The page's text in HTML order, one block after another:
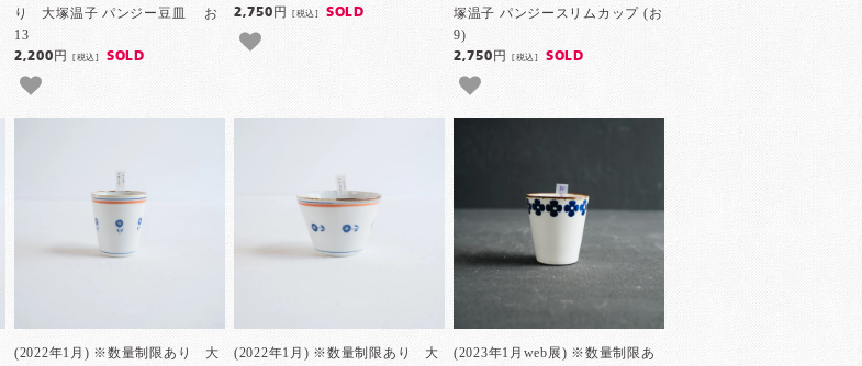
り 大塚温子 パンジー豆皿 お
13
2,200円[税込] SOLD
2,750円[税込] SOLD
塚温子 パンジースリムカップ (お
9)
2,750円[税込] SOLD
(2022年1月) ※数量制限あり 大
(2022年1月) ※数量制限あり 大
(2023年1月web展) ※数量制限あ